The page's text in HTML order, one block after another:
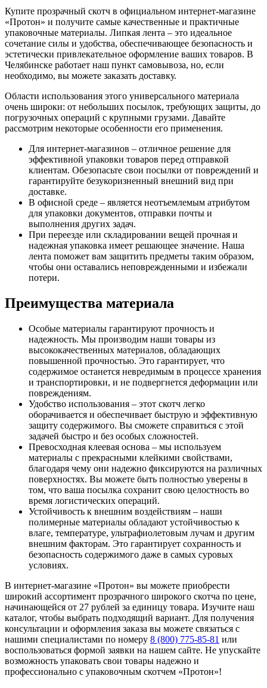
Купите прозрачный скотч в официальном интернет-магазине
«Протон» и получите самые качественные и практичные
упаковочные материалы. Липкая лента – это идеальное
сочетание силы и удобства, обеспечивающее безопасность и
эстетически привлекательное оформление ваших товаров. В
Челябинске работает наш пункт самовывоза, но, если
необходимо, вы можете заказать доставку.
Области использования этого универсального материала
очень широки: от небольших посылок, требующих защиты, до
погрузочных операций с крупными грузами. Давайте
рассмотрим некоторые особенности его применения.
Для интернет-магазинов – отличное решение для
эффективной упаковки товаров перед отправкой
клиентам. Обезопасьте свои посылки от повреждений и
гарантируйте безукоризненный внешний вид при
доставке.
В офисной среде – является неотъемлемым атрибутом
для упаковки документов, отправки почты и
выполнения других задач.
При переезде или складировании вещей прочная и
надежная упаковка имеет решающее значение. Наша
лента поможет вам защитить предметы таким образом,
чтобы они оставались неповрежденными и избежали
потери.
Преимущества материала
Особые материалы гарантируют прочность и
надежность. Мы производим наши товары из
высококачественных материалов, обладающих
повышенной прочностью. Это гарантирует, что
содержимое останется невредимым в процессе хранения
и транспортировки, и не подвергнется деформации или
повреждениям.
Удобство использования – этот скотч легко
оборачивается и обеспечивает быструю и эффективную
защиту содержимого. Вы сможете справиться с этой
задачей быстро и без особых сложностей.
Превосходная клеевая основа – мы используем
материалы с прекрасными клейкими свойствами,
благодаря чему они надежно фиксируются на различных
поверхностях. Вы можете быть полностью уверены в
том, что ваша посылка сохранит свою целостность во
время логистических операций.
Устойчивость к внешним воздействиям – наши
полимерные материалы обладают устойчивостью к
влаге, температуре, ультрафиолетовым лучам и другим
внешним факторам. Это гарантирует сохранность и
безопасность содержимого даже в самых суровых
условиях.
В интернет-магазине «Протон» вы можете приобрести
широкий ассортимент прозрачного широкого скотча по цене,
начинающейся от 27 рублей за единицу товара. Изучите наш
каталог, чтобы выбрать подходящий вариант. Для получения
консультации и оформления заказа вы можете связаться с
нашими специалистами по номеру 8 (800) 775-85-81 или
воспользоваться формой заявки на нашем сайте. Не упускайте
возможность упаковать свои товары надежно и
профессионально с упаковочным скотчем «Протон»!